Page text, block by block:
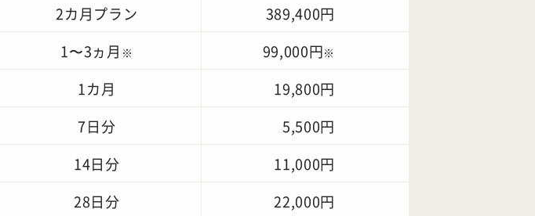
2カ月プラン
389,400円
1〜3ヵ月 ※ 99,000円※
1カ月 19,800円
7日分
5,500円
14日分
11,000円
28日分
22,000円